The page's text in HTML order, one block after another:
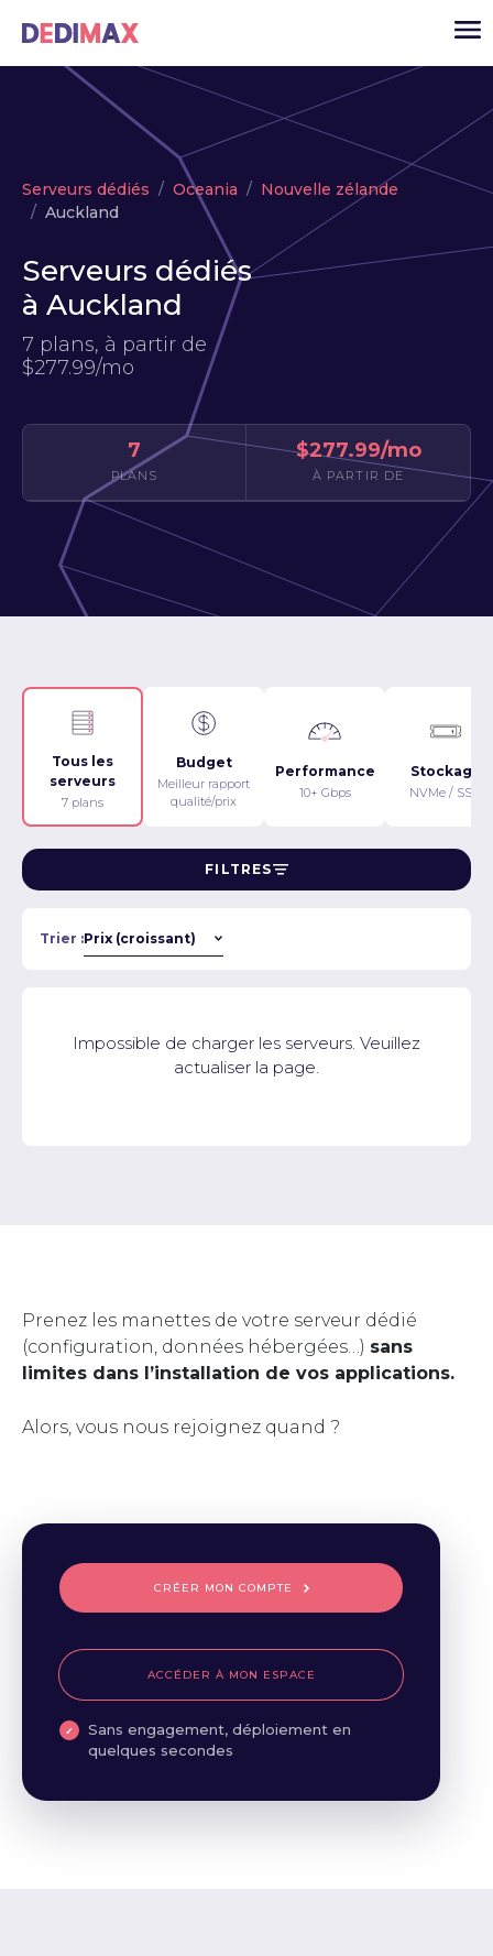
VPS
Serveurs dédiés
MON ESPACE
Serveurs dédiés Oceania
Nouvelle zélande
Auckland
Serveurs dédiés
à Auckland
7 plans, à partir de
$277.99/mo
7
PLANS
$277.99/mo
À PARTIR DE
Tous les
serveurs
7 plans
Budget
Meilleur rapport
qualité/prix
Performance
10+ Gbps
Stockage
NVMe / SSD
FILTRES
Trier :
Impossible de charger les serveurs. Veuillez
actualiser la page.
Prenez les manettes de votre serveur dédié
(configuration, données hébergées…) sans
limites dans l’installation de vos applications.
Alors, vous nous rejoignez quand ?
CRÉER MON COMPTE
ACCÉDER À MON ESPACE
Sans engagement, déploiement en
quelques secondes